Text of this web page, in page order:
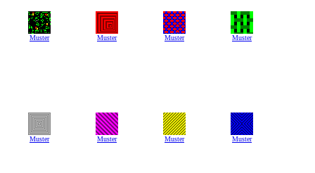
Muster Muster Muster Muster
Muster Muster Muster Muster